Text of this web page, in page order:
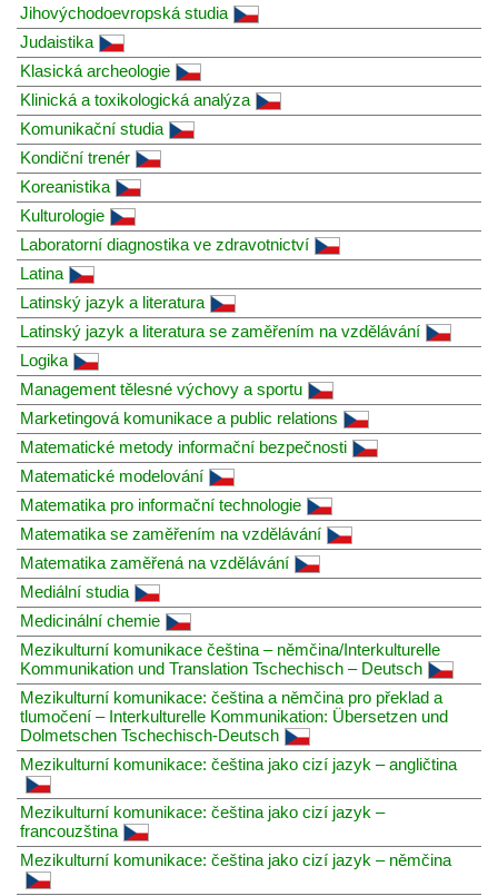
Jihovýchodoevropská studia
Judaistika
Klasická archeologie
Klinická a toxikologická analýza
Komunikační studia
Kondiční trenér
Koreanistika
Kulturologie
Laboratorní diagnostika ve zdravotnictví
Latina
Latinský jazyk a literatura
Latinský jazyk a literatura se zaměřením na vzdělávání
Logika
Management tělesné výchovy a sportu
Marketingová komunikace a public relations
Matematické metody informační bezpečnosti
Matematické modelování
Matematika pro informační technologie
Matematika se zaměřením na vzdělávání
Matematika zaměřená na vzdělávání
Mediální studia
Medicinální chemie
Mezikulturní komunikace čeština – němčina/Interkulturelle
Kommunikation und Translation Tschechisch – Deutsch
Mezikulturní komunikace: čeština a němčina pro překlad a
tlumočení – Interkulturelle Kommunikation: Übersetzen und
Dolmetschen Tschechisch-Deutsch
Mezikulturní komunikace: čeština jako cizí jazyk – angličtina
Mezikulturní komunikace: čeština jako cizí jazyk –
francouzština
Mezikulturní komunikace: čeština jako cizí jazyk – němčina